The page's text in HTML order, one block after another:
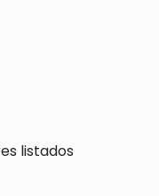
listados